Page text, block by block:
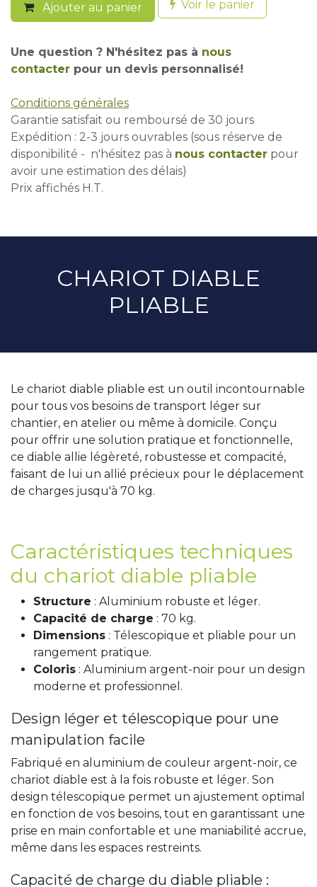
Ajouter au panier Voir le panier
Une question ? N'hésitez pas à nous
contacter pour un devis personnalisé!
Conditions générales
Garantie satisfait ou remboursé de 30 jours
Expédition : 2-3 jours ouvrables (sous réserve de
disponibilité - n'hésitez pas à nous contacter pour
avoir une estimation des délais)
Prix affichés H.T.
CHARIOT DIABLE
PLIABLE
Le chariot diable pliable est un outil incontournable
pour tous vos besoins de transport léger sur
chantier, en atelier ou même à domicile. Conçu
pour offrir une solution pratique et fonctionnelle,
ce diable allie légèreté, robustesse et compacité,
faisant de lui un allié précieux pour le déplacement
de charges jusqu'à 70 kg.
Caractéristiques techniques
du chariot diable pliable
Structure : Aluminium robuste et léger.
Capacité de charge : 70 kg.
Dimensions : Télescopique et pliable pour un
rangement pratique.
Coloris : Aluminium argent-noir pour un design
moderne et professionnel.
Design léger et télescopique pour une
manipulation facile
Fabriqué en aluminium de couleur argent-noir, ce
chariot diable est à la fois robuste et léger. Son
design télescopique permet un ajustement optimal
en fonction de vos besoins, tout en garantissant une
prise en main confortable et une maniabilité accrue,
même dans les espaces restreints.
Capacité de charge du diable pliable :